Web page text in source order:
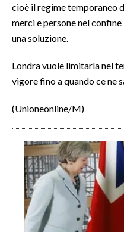
ABBONATI
ANNUNCI
PUBBLICITÀ
SPIAGGE
cioè il regime temporaneo
merci e persone nel
una soluzione.
Londra vuole limitarla nel
vigore fino a quando ce ne
(Unioneonline/M)